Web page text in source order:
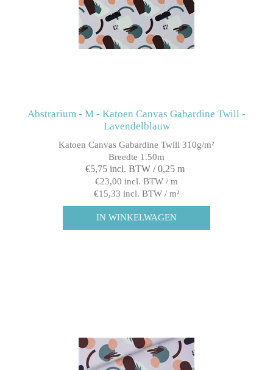
Abstrarium - M - Katoen Canvas Gabardine Twill -
Lavendelblauw
Katoen Canvas Gabardine Twill 310g/m²
Breedte 1.50m
€5,75 incl. BTW / 0,25 m
€23,00 incl. BTW / m
€15,33 incl. BTW / m²